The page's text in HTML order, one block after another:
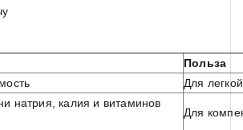
Польза
Для
натрия, калия и витаминов
Для